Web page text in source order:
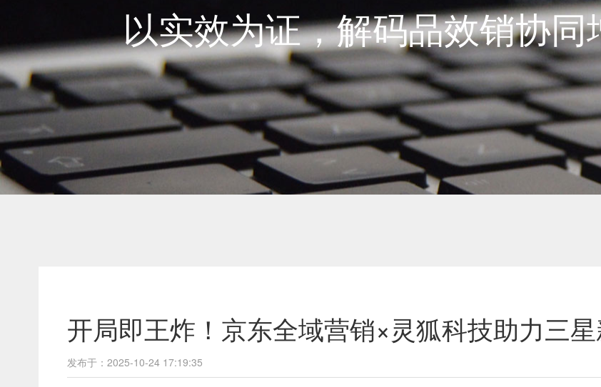
以实效为证，解码品效销协
开局即王炸！京东全域营销×灵狐科技助力三星
发布于：2025-10-24 17:19:35